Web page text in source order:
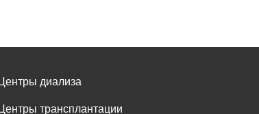
Центры диализа
Центры трансплантации